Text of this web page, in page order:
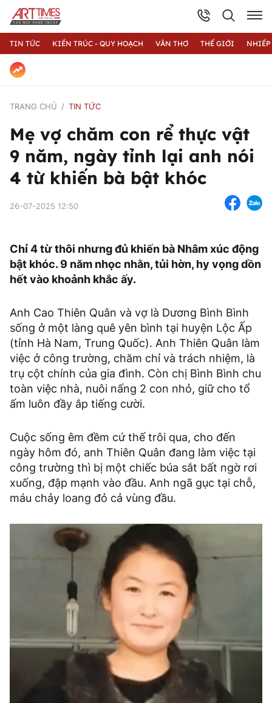
TIN TỨC KIẾN TRÚC - QUY HOẠCH VĂN THƠ THẾ GIỚI
TRANG CHỦ TIN TỨC
Mẹ vợ chăm con rể thực vật
9 năm, ngày tỉnh lại anh nói
4 từ khiến bà bật khóc
26-07-2025 12:50
Chỉ 4 từ thôi nhưng đủ khiến bà Nhâm xúc động
bật khóc. 9 năm nhọc nhằn, tủi hờn, hy vọng dồn
hết vào khoảnh khắc ấy.
Anh Cao Thiên Quân và vợ là Dương Bình Bình
sống ở một làng quê yên bình tại huyện Lộc Ấp
(tỉnh Hà Nam, Trung Quốc). Anh Thiên Quân làm
việc ở công trường, chăm chỉ và trách nhiệm, là
trụ cột chính của gia đình. Còn chị Bình Bình chu
toàn việc nhà, nuôi nấng 2 con nhỏ, giữ cho tổ
ấm luôn đầy ắp tiếng cười.
Cuộc sống êm đềm cứ thế trôi qua, cho đến
ngày hôm đó, anh Thiên Quân đang làm việc tại
công trường thì bị một chiếc búa sắt bất ngờ rơi
xuống, đập mạnh vào đầu. Anh ngã gục tại chỗ,
máu chảy loang đỏ cả vùng đầu.